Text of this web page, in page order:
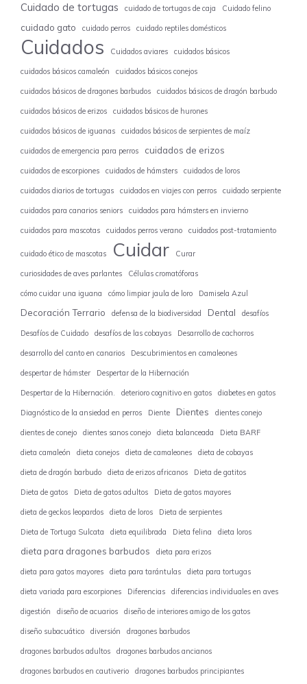
Cuidado de tortugas cuidado de tortugas de caja Cuidado felino
cuidado gato cuidado perros cuidado reptiles domésticos
Cuidados Cuidados aviares cuidados básicos
cuidados básicos camaleón cuidados básicos conejos
cuidados básicos de dragones barbudos cuidados básicos de dragón barbudo
cuidados básicos de erizos cuidados básicos de hurones
cuidados básicos de iguanas cuidados básicos de serpientes de maíz
cuidados de emergencia para perros cuidados de erizos
cuidados de escorpiones cuidados de hámsters cuidados de loros
cuidados diarios de tortugas cuidados en viajes con perros cuidado serpiente
cuidados para canarios seniors cuidados para hámsters en invierno
cuidados para mascotas cuidados perros verano cuidados post-tratamiento
cuidado ético de mascotas Cuidar Curar
curiosidades de aves parlantes Células cromatóforas
cómo cuidar una iguana cómo limpiar jaula de loro Damisela Azul
Decoración Terrario defensa de la biodiversidad Dental desafíos
Desafíos de Cuidado desafíos de las cobayas Desarrollo de cachorros
desarrollo del canto en canarios Descubrimientos en camaleones
despertar de hámster Despertar de la Hibernación
Despertar de la Hibernación. deterioro cognitivo en gatos diabetes en gatos
Diagnóstico de la ansiedad en perros Diente Dientes dientes conejo
dientes de conejo dientes sanos conejo dieta balanceada Dieta BARF
dieta camaleón dieta conejos dieta de camaleones dieta de cobayas
dieta de dragón barbudo dieta de erizos africanos Dieta de gatitos
Dieta de gatos Dieta de gatos adultos Dieta de gatos mayores
dieta de geckos leopardos dieta de loros Dieta de serpientes
Dieta de Tortuga Sulcata dieta equilibrada Dieta felina dieta loros
dieta para dragones barbudos dieta para erizos
dieta para gatos mayores dieta para tarántulas dieta para tortugas
dieta variada para escorpiones Diferencias diferencias individuales en aves
digestión diseño de acuarios diseño de interiores amigo de los gatos
diseño subacuático diversión dragones barbudos
dragones barbudos adultos dragones barbudos ancianos
dragones barbudos en cautiverio dragones barbudos principiantes